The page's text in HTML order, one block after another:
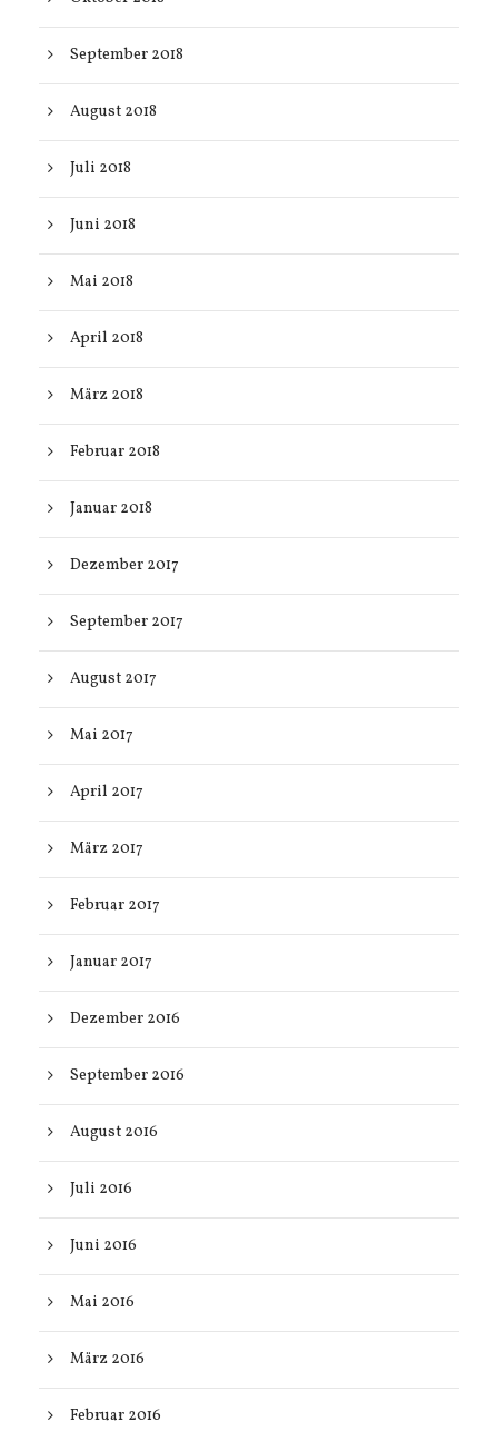
September 2018
August 2018
Juli 2018
Juni 2018
Mai 2018
April 2018
März 2018
Februar 2018
Januar 2018
Dezember 2017
September 2017
August 2017
Mai 2017
April 2017
März 2017
Februar 2017
Januar 2017
Dezember 2016
September 2016
August 2016
Juli 2016
Juni 2016
Mai 2016
März 2016
Februar 2016